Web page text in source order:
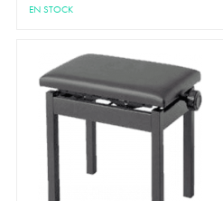
EN STOCK